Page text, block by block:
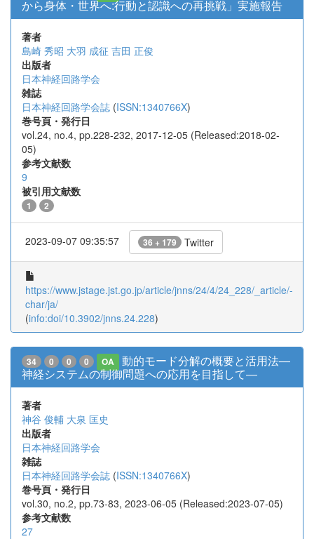
から身体・世界へ:行動と認識への再挑戦」実施報告
著者
島崎 秀昭 大羽 成征 吉田 正俊
出版者
日本神経回路学会
雑誌
日本神経回路学会誌 (ISSN:1340766X)
巻号頁・発行日
vol.24, no.4, pp.228-232, 2017-12-05 (Released:2018-02-
05)
参考文献数
9
被引用文献数
1 2
2023-09-07 09:35:57 36 + 179 Twitter
https://www.jstage.jst.go.jp/article/jnns/24/4/24_228/_article/-
char/ja/
(info:doi/10.3902/jnns.24.228)
34 0 0 0 OA
動的モード分解の概要と活用法―
神経システムの制御問題への応用を目指して―
著者
神谷 俊輔 大泉 匡史
出版者
日本神経回路学会
雑誌
日本神経回路学会誌 (ISSN:1340766X)
巻号頁・発行日
vol.30, no.2, pp.73-83, 2023-06-05 (Released:2023-07-05)
参考文献数
27